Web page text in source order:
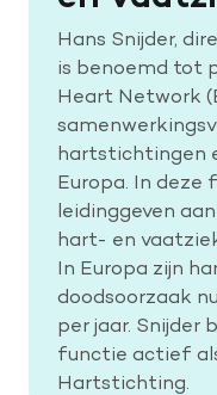
Help mee met
Leven met
Wetenschappelijk
Hans Snijder,
is benoemd tot
Heart Network
hartstichtingen
Europa. In deze
leidinggeven
hart- en
In Europa zijn
doodsoorzaak
per jaar. Snijder
functie actief
Hartstichting.